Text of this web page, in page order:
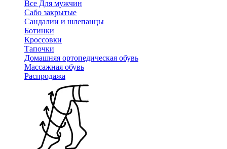
Все Для мужчин
Сабо закрытые
Сандалии и шлепанцы
Ботинки
Кроссовки
Тапочки
Домашняя ортопедическая обувь
Массажная обувь
Распродажа